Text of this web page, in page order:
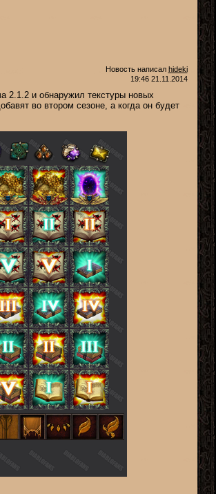
Новость написал hideki
19:46 21.11.2014
2.1.2 и обнаружил текстуры новых
во втором сезоне, а когда он будет